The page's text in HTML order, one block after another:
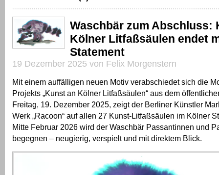
Waschbär zum Abschluss:
Kölner Litfaßsäulen endet
Statement
19 Dezember 2025 von Felix Morgenstern
Mit einem auffälligen neuen Motiv verabschiedet sich die
Projekts „Kunst an Kölner Litfaßsäulen“ aus dem
Freitag, 19. Dezember 2025, zeigt der Berliner Künstler
Werk „Racoon“ auf allen 27 Kunst-Litfaßsäulen im Kölner
Mitte Februar 2026 wird der Waschbär Passantinnen und
begegnen – neugierig, verspielt und mit direktem Blick.